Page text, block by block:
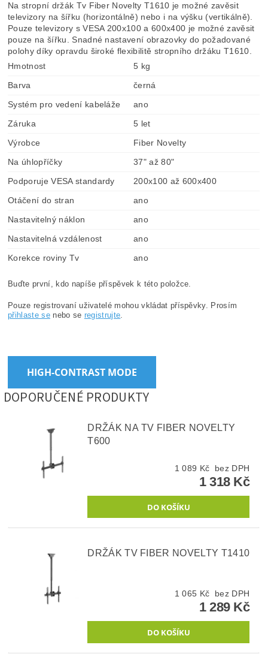
Na stropní držák Tv Fiber Novelty T1610 je možné zavěsit
televizory na šířku (horizontálně) nebo i na výšku (vertikálně).
Pouze televizory s VESA 200x100 a 600x400 je možné zavěsit
pouze na šířku. Snadné nastavení obrazovky do požadované
polohy díky opravdu široké flexibilitě stropního držáku T1610.
Hmotnost
5 kg
Barva
černá
Systém pro vedení kabeláže
ano
Záruka
5 let
Výrobce
Fiber Novelty
Na úhlopříčky
37" až 80"
Podporuje VESA standardy
200x100 až 600x400
Otáčení do stran
ano
Nastavitelný náklon
ano
Nastavitelná vzdálenost
ano
Korekce roviny Tv
ano
Buďte první, kdo napíše příspěvek k této položce.
Pouze registrovaní uživatelé mohou vkládat příspěvky. Prosím
přihlaste senebo se registrujte.
HIGH-CONTRAST MODE
DOPORUČENÉ PRODUKTY
DRŽÁK NA TV FIBER NOVELTY
T600
1 089 Kč bez DPH
1 318 Kč
DRŽÁK TV FIBER NOVELTY T1410
1 065 Kč bez DPH
1 289 Kč